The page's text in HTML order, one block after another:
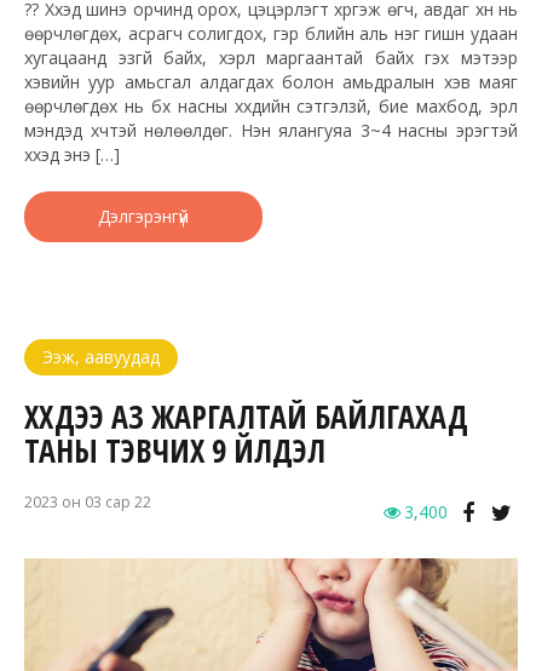
?? Хүүхэд шинэ орчинд орох, цэцэрлэгт хүргэж өгч, авдаг хүн нь
өөрчлөгдөх, асрагч солигдох, гэр бүлийн аль нэг гишүүн удаан
хугацаанд эзгүй байх, хэрүүл маргаантай байх гэх мэтээр
хэвийн уур амьсгал алдагдах болон амьдралын хэв маяг
өөрчлөгдөх нь бүх насны хүүхдийн сэтгэлзүй, бие махбод, эрүүл
мэндэд хүчтэй нөлөөлдөг. Нэн ялангуяа 3~4 насны эрэгтэй
хүүхэд энэ […]
Дэлгэрэнгүй
Ээж, аавуудад
ХҮҮХДЭЭ АЗ ЖАРГАЛТАЙ БАЙЛГАХАД
ТАНЫ ТЭВЧИХ 9 ҮЙЛДЭЛ
2023 он 03 сар 22 3,400